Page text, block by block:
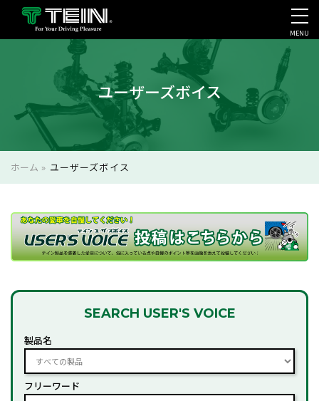
会社案内・採用・IR
MENU
ユーザーズボイス
ホーム » ユーザーズボイス
SEARCH USER'S VOICE
製品名
フリーワード